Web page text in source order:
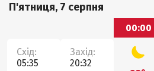
П'ятниця, 7 серпня
Схід:
05:35
Захід:
20:32
00:00